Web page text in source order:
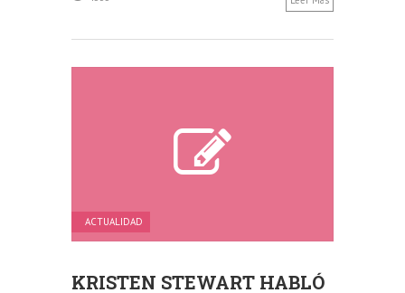
ACTUALIDAD
KRISTEN STEWART HABLÓ